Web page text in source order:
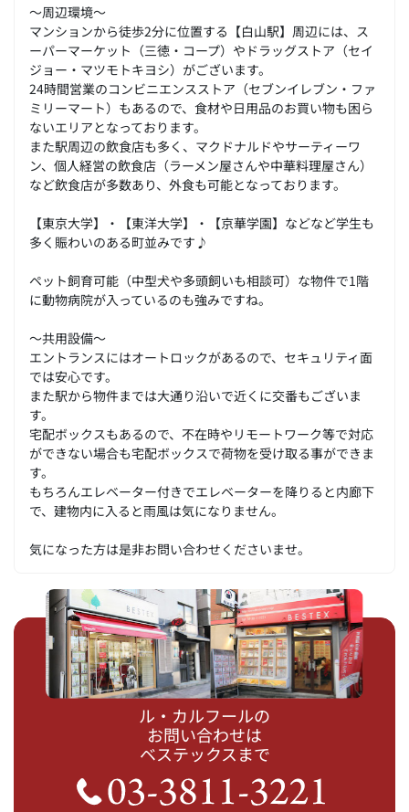
～周辺環境～
マンションから徒歩2分に位置する【白山駅】周辺には、ス
ーパーマーケット（三徳・コープ）やドラッグストア（セイ
ジョー・マツモトキヨシ）がございます。
24時間営業のコンビニエンスストア（セブンイレブン・ファ
ミリーマート）もあるので、食材や日用品のお買い物も困ら
ないエリアとなっております。
また駅周辺の飲食店も多く、マクドナルドやサーティーワ
ン、個人経営の飲食店（ラーメン屋さんや中華料理屋さん）
など飲食店が多数あり、外食も可能となっております。
【東京大学】・【東洋大学】・【京華学園】などなど学生も
多く賑わいのある町並みです♪
ペット飼育可能（中型犬や多頭飼いも相談可）な物件で1階
に動物病院が入っているのも強みですね。
～共用設備～
エントランスにはオートロックがあるので、セキュリティ面
では安心です。
また駅から物件までは大通り沿いで近くに交番もございま
す。
宅配ボックスもあるので、不在時やリモートワーク等で対応
ができない場合も宅配ボックスで荷物を受け取る事ができま
す。
もちろんエレベーター付きでエレベーターを降りると内廊下
で、建物内に入ると雨風は気になりません。
気になった方は是非お問い合わせくださいませ。
ル・カルフールの
お問い合わせは
ベステックスまで